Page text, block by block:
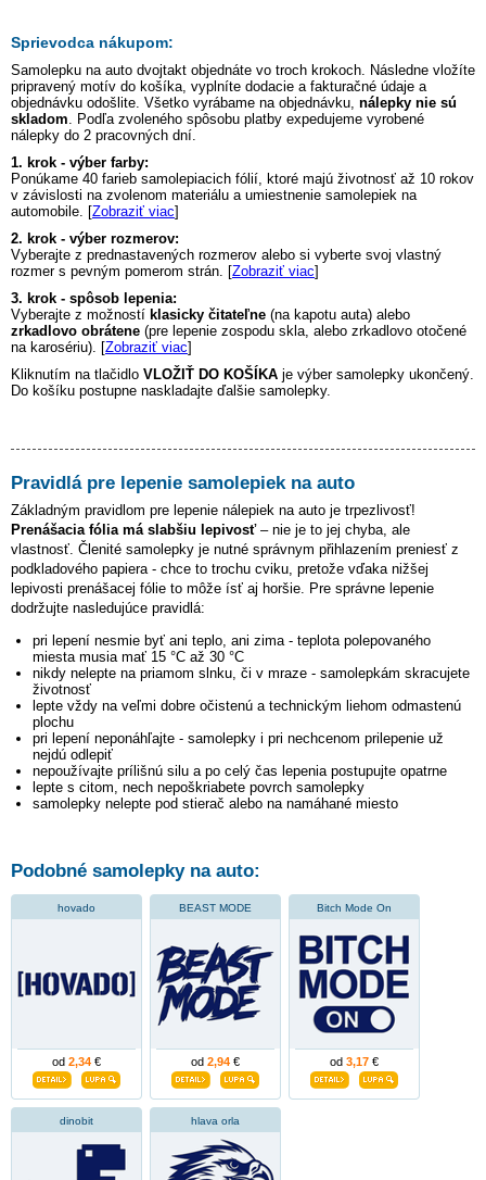
Sprievodca nákupom:
Samolepku na auto dvojtakt objednáte vo troch krokoch. Následne vložíte
pripravený motív do košíka, vyplníte dodacie a fakturačné údaje a
objednávku odošlite. Všetko vyrábame na objednávku, nálepky nie sú
skladom . Podľa zvoleného spôsobu platby expedujeme vyrobené
nálepky do 2 pracovných dní.
1. krok - výber farby:
Ponúkame 40 farieb samolepiacich fólií, ktoré majú životnosť až 10 rokov
v závislosti na zvolenom materiálu a umiestnenie samolepiek na
automobile. [Zobraziť viac]
2. krok - výber rozmerov:
Vyberajte z prednastavených rozmerov alebo si vyberte svoj vlastný
rozmer s pevným pomerom strán. [Zobraziť viac]
3. krok - spôsob lepenia:
Vyberajte z možností klasicky čitateľne (na kapotu auta) alebo
zrkadlovo obrátene (pre lepenie zospodu skla, alebo zrkadlovo otočené
na karosériu). [Zobraziť viac]
Kliknutím na tlačidlo VLOŽIŤ DO KOŠÍKA je výber samolepky ukončený.
Do košíku postupne naskladajte ďalšie samolepky.
Pravidlá pre lepenie samolepiek na auto
Základným pravidlom pre lepenie nálepiek na auto je trpezlivosť!
Prenášacia fólia má slabšiu lepivosť– nie je to jej chyba, ale
vlastnosť. Členité samolepky je nutné správnym přihlazením preniesť z
podkladového papiera - chce to trochu cviku, pretože vďaka nižšej
lepivosti prenášacej fólie to môže ísť aj horšie. Pre správne lepenie
dodržujte nasledujúce pravidlá:
pri lepení nesmie byť ani teplo, ani zima - teplota polepovaného
miesta musia mať 15 °C až 30 °C
nikdy nelepte na priamom slnku, či v mraze - samolepkám skracujete
životnosť
lepte vždy na veľmi dobre očistenú a technickým liehom odmastenú
plochu
pri lepení neponáhľajte - samolepky i pri nechcenom prilepenie už
nejdú odlepiť
nepoužívajte prílišnú silu a po celý čas lepenia postupujte opatrne
lepte s citom, nech nepoškriabete povrch samolepky
samolepky nelepte pod stierač alebo na namáhané miesto
Podobné samolepky na auto:
hovado
od 2,34 €
BEAST MODE
od 2,94 €
Bitch Mode On
od 3,17 €
dinobit hlava orla